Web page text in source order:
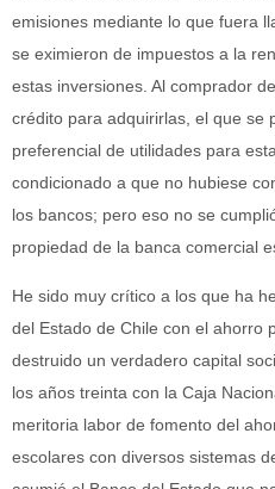
emisiones mediante lo que fuera
se eximieron de impuestos a la
estas inversiones. Al comprador
crédito para adquirirlas, el que se
preferencial de utilidades para
condicionado a que no hubiese
los bancos; pero eso no se
propiedad de la banca comercial
He sido muy crítico a los que ha
del Estado de Chile con el ahorro
destruido un verdadero capital
los años treinta con la Caja
meritoria labor de fomento del
escolares con diversos sistemas